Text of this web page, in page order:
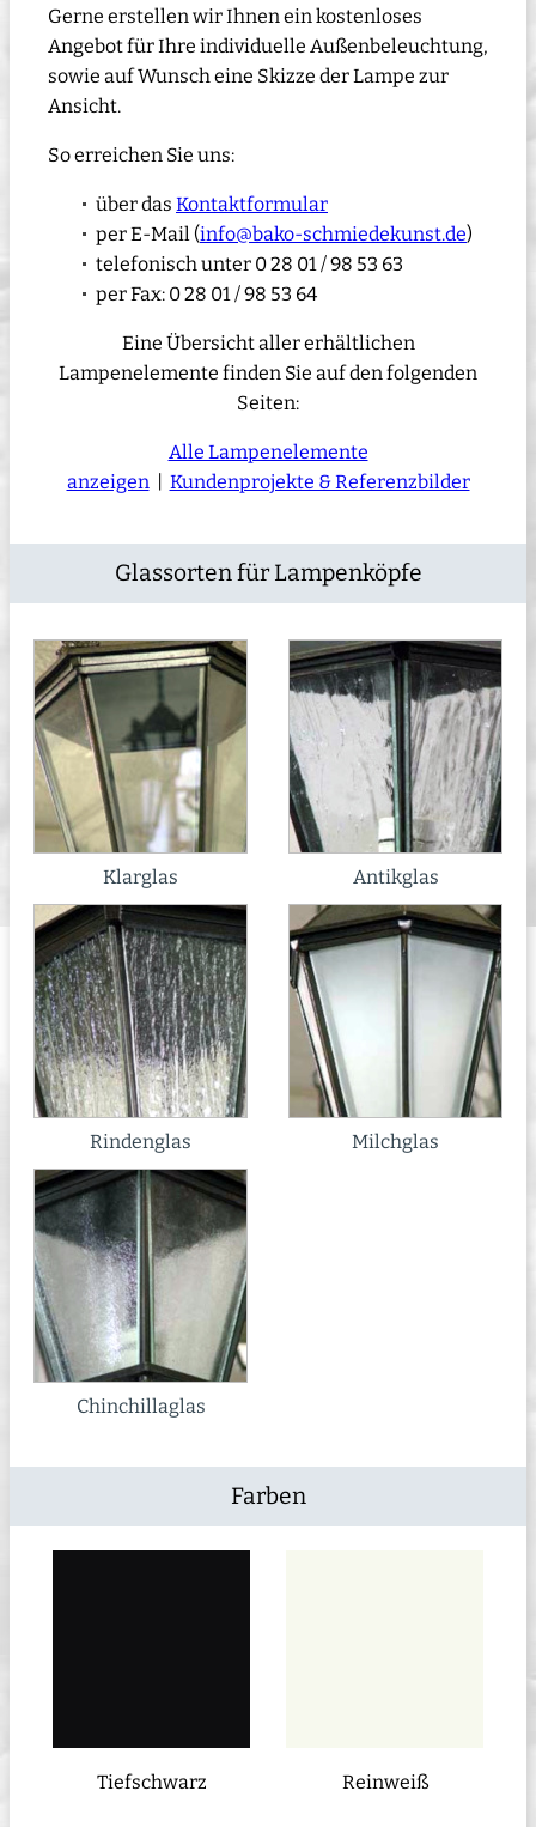
Gerne erstellen wir Ihnen ein kostenloses
Angebot für Ihre individuelle Außenbeleuchtung,
sowie auf Wunsch eine Skizze der Lampe zur
Ansicht.
So erreichen Sie uns:
über das Kontaktformular
per E-Mail (info@bako-schmiedekunst.de)
telefonisch unter 0 28 01 / 98 53 63
per Fax: 0 28 01 / 98 53 64
Eine Übersicht aller erhältlichen
Lampenelemente finden Sie auf den folgenden
Seiten:
Alle Lampenelemente
anzeigen| Kundenprojekte & Referenzbilder
Glassorten für Lampenköpfe
Klarglas Antikglas
Rindenglas Milchglas
Chinchillaglas
Farben
Tiefschwarz Reinweiß